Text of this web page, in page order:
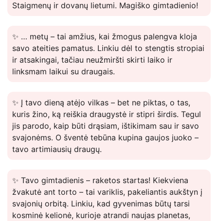
Staigmenų ir dovanų lietumi. Magiško gimtadienio!
✨ … metų – tai amžius, kai žmogus palengva kloja
savo ateities pamatus. Linkiu dėl to stengtis stropiai
ir atsakingai, tačiau neužmiršti skirti laiko ir
linksmam laikui su draugais.
✨ Į tavo dieną atėjo vilkas – bet ne piktas, o tas,
kuris žino, ką reiškia draugystė ir stipri širdis. Tegul
jis parodo, kaip būti drąsiam, ištikimam sau ir savo
svajonėms. O šventė tebūna kupina gaujos juoko –
tavo artimiausių draugų.
✨ Tavo gimtadienis – raketos startas! Kiekviena
žvakutė ant torto – tai variklis, pakeliantis aukštyn į
svajonių orbitą. Linkiu, kad gyvenimas būtų tarsi
kosminė kelionė, kurioje atrandi naujas planetas,